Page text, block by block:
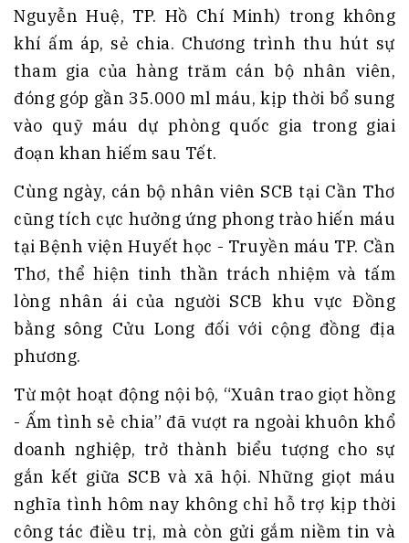
Nguyễn Huệ, TP. Hồ Chí Minh) trong không
khí ấm áp, sẻ chia. Chương trình thu hút sự
tham gia của hàng trăm cán bộ nhân viên,
đóng góp gần 35.000 ml máu, kịp thời bổ sung
vào quỹ máu dự phòng quốc gia trong giai
đoạn khan hiếm sau Tết.
Cùng ngày, cán bộ nhân viên SCB tại Cần Thơ
cũng tích cực hưởng ứng phong trào hiến máu
tại Bệnh viện Huyết học - Truyền máu TP. Cần
Thơ, thể hiện tinh thần trách nhiệm và tấm
lòng nhân ái của người SCB khu vực Đồng
bằng sông Cửu Long đối với cộng đồng địa
phương.
Từ một hoạt động nội bộ, “Xuân trao giọt hồng
- Ấm tình sẻ chia” đã vượt ra ngoài khuôn khổ
doanh nghiệp, trở thành biểu tượng cho sự
gắn kết giữa SCB và xã hội. Những giọt máu
nghĩa tình hôm nay không chỉ hỗ trợ kịp thời
công tác điều trị, mà còn gửi gắm niềm tin và